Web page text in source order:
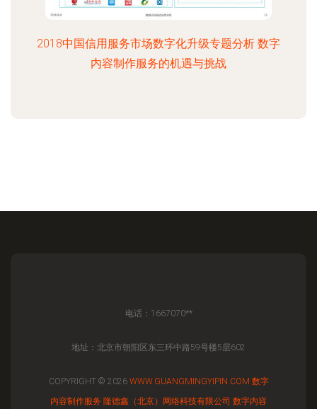
2018中国信用服务市场数字化升级专题分析 数字
内容制作服务的机遇与挑战
电话：1667070**
地址：北京市朝阳区东三环中路59号楼5层602
COPYRIGHT © 2026 WWW.GUANGMINGYIPIN.COM 数字
内容制作服务 隆德鑫（北京）网络科技有限公司 数字内容